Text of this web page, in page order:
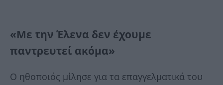
«Με την Έλενα δεν έχουμε
παντρευτεί ακόμα»
Ο ηθοποιός μίλησε για τα επαγγελματικά του